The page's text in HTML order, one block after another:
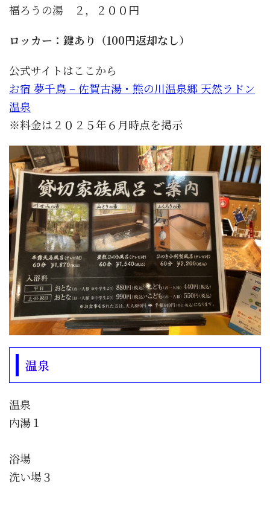
福ろうの湯 ２，２００円
ロッカー：鍵あり（100円返却なし）
公式サイトはここから
お宿 夢千鳥 – 佐賀古湯・熊の川温泉郷 天然ラドン
温泉
※料金は２０２５年６月時点を掲示
温泉
温泉
内湯１
浴場
洗い場３